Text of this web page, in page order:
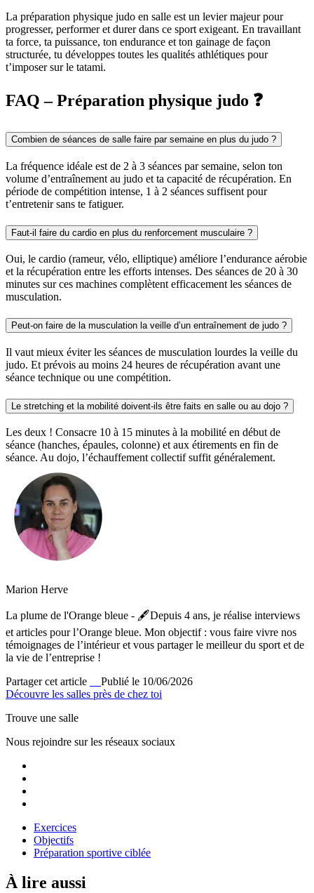
La préparation physique judo en salle est un levier majeur pour
progresser, performer et durer dans ce sport exigeant. En travaillant
ta force, ta puissance, ton endurance et ton gainage de façon
structurée, tu développes toutes les qualités athlétiques pour
t’imposer sur le tatami.
FAQ – Préparation physique judo ❓
Combien de séances de salle faire par semaine en plus du judo ?
La fréquence idéale est de 2 à 3 séances par semaine, selon ton
volume d’entraînement au judo et ta capacité de récupération. En
période de compétition intense, 1 à 2 séances suffisent pour
t’entretenir sans te fatiguer.
Faut-il faire du cardio en plus du renforcement musculaire ?
Oui, le cardio (rameur, vélo, elliptique) améliore l’endurance aérobie
et la récupération entre les efforts intenses. Des séances de 20 à 30
minutes sur ces machines complètent efficacement les séances de
musculation.
Peut-on faire de la musculation la veille d’un entraînement de judo ?
Il vaut mieux éviter les séances de musculation lourdes la veille du
judo. Et prévois au moins 24 heures de récupération avant une
séance technique ou une compétition.
Le stretching et la mobilité doivent-ils être faits en salle ou au dojo ?
Les deux ! Consacre 10 à 15 minutes à la mobilité en début de
séance (hanches, épaules, colonne) et aux étirements en fin de
séance. Au dojo, l’échauffement collectif suffit généralement.
Marion Herve
La plume de l'Orange bleue - 🖋️Depuis 4 ans, je réalise interviews
et articles pour l’Orange bleue. Mon objectif : vous faire vivre nos
témoignages de l’intérieur et vous partager le meilleur du sport et de
la vie de l’entreprise !
Partager cet article
Publié le 10/06/2026
Découvre les salles près de chez toi
Trouve une salle
Nous rejoindre sur les réseaux sociaux
Exercices
Objectifs
Préparation sportive ciblée
À lire aussi